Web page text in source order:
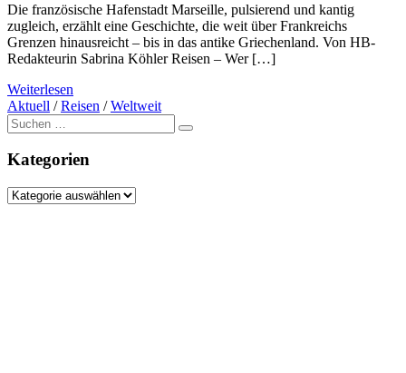
Die französische Hafenstadt Marseille, pulsierend und kantig
zugleich, erzählt eine Geschichte, die weit über Frankreichs
Grenzen hinausreicht – bis in das antike Griechenland. Von HB-
Redakteurin Sabrina Köhler Reisen – Wer […]
Weiterlesen
Aktuell /Reisen /Weltweit
Suche
nach:
Kategorien
Kategorien